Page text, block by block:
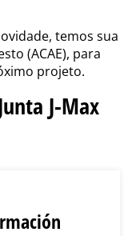
temos sua
(ACAE), para
projeto.
J-Max